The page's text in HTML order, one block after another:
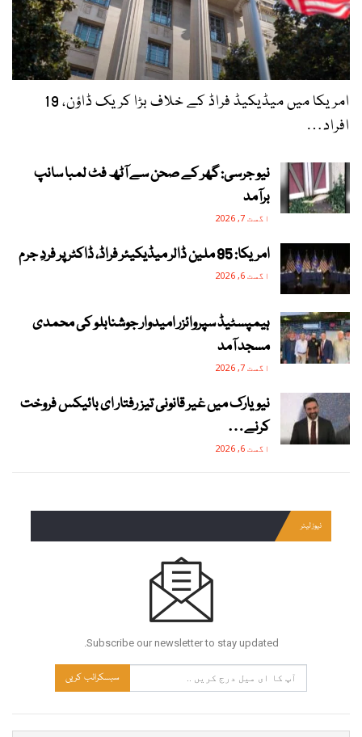
امریکا میں میڈیکیڈ فراڈ کے خلاف بڑا کریک ڈاؤن، 19
افراد…
نیو جرسی: گھر کے صحن سے آٹھ فٹ لمبا سانپ
برآمد
اگست 7, 2026
امریکا: 95 ملین ڈالر میڈیکیئر فراڈ، ڈاکٹر پر فردِ جرم
اگست 6, 2026
ہیمپسٹیڈ سپروائزر امیدوار جوشنابلو کی محمدی
مسجد آمد
اگست 7, 2026
نیویارک میں غیر قانونی تیز رفتار ای بائیکس فروخت
کرنے…
اگست 6, 2026
نیوز لیٹر
Subscribe our newsletter to stay updated.
سبسکرائب کریں